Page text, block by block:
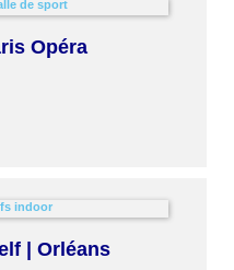
Opéra
| Orléans